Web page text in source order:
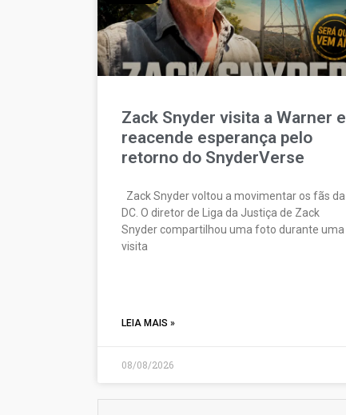
Zack Snyder visita a Warner e
reacende esperança pelo
retorno do SnyderVerse
Zack Snyder voltou a movimentar os fãs da
DC. O diretor de Liga da Justiça de Zack
Snyder compartilhou uma foto durante uma
visita
LEIA MAIS »
08/08/2026